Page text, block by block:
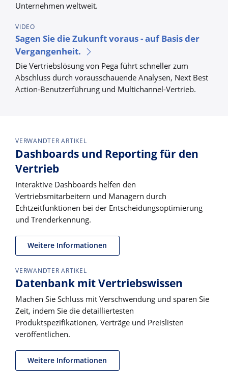
Unternehmen weltweit.
VIDEO
Sagen Sie die Zukunft voraus - auf Basis der
Vergangenheit.
Die Vertriebslösung von Pega führt schneller zum
Abschluss durch vorausschauende Analysen, Next Best
Action-Benutzerführung und Multichannel-Vertrieb.
VERWANDTER ARTIKEL
Dashboards und Reporting für den
Vertrieb
Interaktive Dashboards helfen den
Vertriebsmitarbeitern und Managern durch
Echtzeitfunktionen bei der Entscheidungsoptimierung
und Trenderkennung.
Weitere Informationen
VERWANDTER ARTIKEL
Datenbank mit Vertriebswissen
Machen Sie Schluss mit Verschwendung und sparen Sie
Zeit, indem Sie die detailliertesten
Produktspezifikationen, Verträge und Preislisten
veröffentlichen.
Weitere Informationen